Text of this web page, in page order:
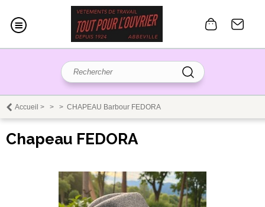
Accueil > > > CHAPEAU Barbour FEDORA
Chapeau FEDORA